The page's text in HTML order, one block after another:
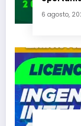
6 agosto,